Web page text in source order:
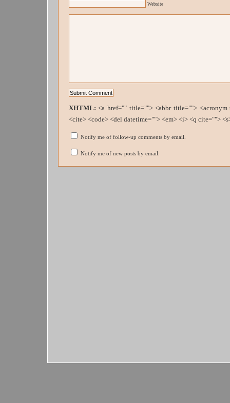
Website
XHTML: <a href="" title=""> <abbr title="">
<cite> <code> <del datetime=""> <em> <i> <q cite="">
Notify me of follow-up comments by email.
Notify me of new posts by email.